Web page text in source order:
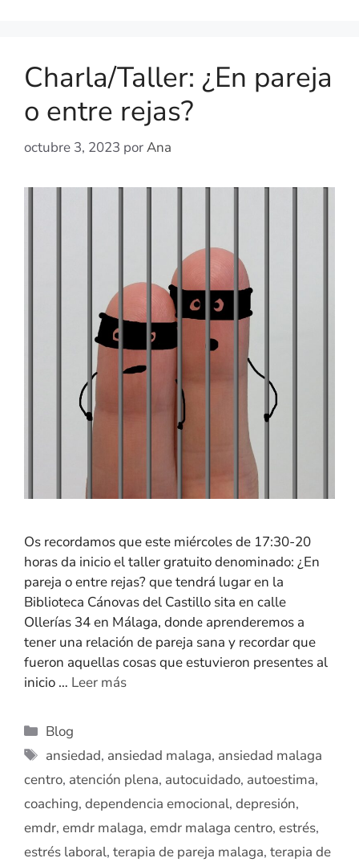
Charla/Taller: ¿En pareja
o entre rejas?
octubre 3, 2023 porAna
Os recordamos que este miércoles de 17:30-20
horas da inicio el taller gratuito denominado: ¿En
pareja o entre rejas? que tendrá lugar en la
Biblioteca Cánovas del Castillo sita en calle
Ollerías 34 en Málaga, donde aprenderemos a
tener una relación de pareja sana y recordar que
fueron aquellas cosas que estuvieron presentes al
inicio … Leer más
Blog
ansiedad, ansiedad malaga, ansiedad malaga
centro, atención plena, autocuidado, autoestima,
coaching, dependencia emocional, depresión,
emdr, emdr malaga, emdr malaga centro, estrés,
estrés laboral, terapia de pareja malaga, terapia de